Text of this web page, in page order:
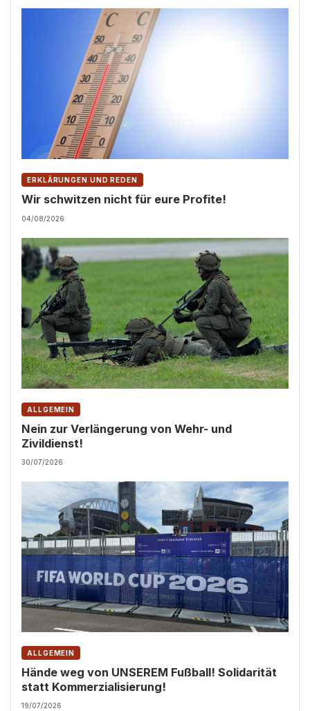
ERKLÄRUNGEN UND REDEN
Wir schwitzen nicht für eure Profite!
04/08/2026
ALLGEMEIN
Nein zur Verlängerung von Wehr- und
Zivildienst!
30/07/2026
ALLGEMEIN
Hände weg von UNSEREM Fußball! Solidarität
statt Kommerzialisierung!
19/07/2026